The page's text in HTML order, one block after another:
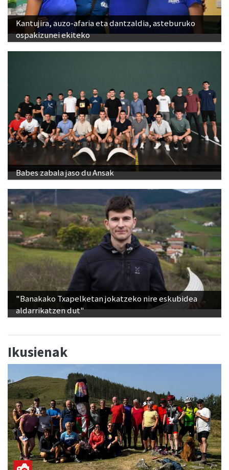
Kantujira, auzo-afaria eta dantzaldia, asteburuko
ospakizunei ekiteko
Babes zabala jaso du Ansak
"Banakako Txapelketan jokatzeko nire eskubidea
aldarrikatzen dut"
Ikusienak